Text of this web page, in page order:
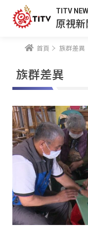
TITV
原視
首頁 族群差異
族群差異